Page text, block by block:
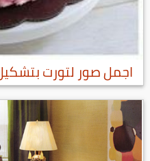
اجمل صور لتورت بتشكيل